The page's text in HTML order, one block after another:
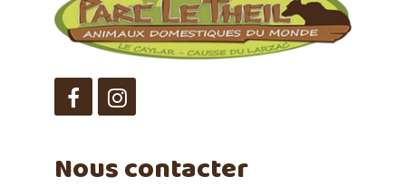
FacebookInstagram
Nous contacter